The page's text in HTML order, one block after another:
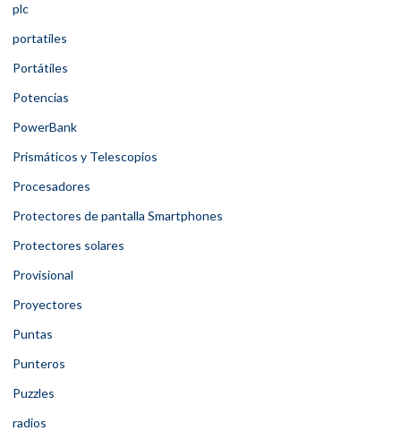
plc
portatiles
Portátiles
Potencias
PowerBank
Prismáticos y Telescopios
Procesadores
Protectores de pantalla Smartphones
Protectores solares
Provisional
Proyectores
Puntas
Punteros
Puzzles
radios